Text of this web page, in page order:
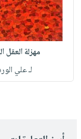
مهزلة العقل
لـ علي